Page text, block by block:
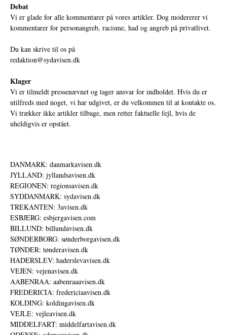
Debat
Vi er glade for alle kommentarer på vores artikler. Dog modererer vi
kommentarer for personangreb, racisme, had og angreb på privatlivet.
Du kan skrive til os på
redaktion@sydavisen.dk
Klager
Vi er tilmeldt pressenævnet og tager ansvar for indholdet. Hvis du er
utilfreds med noget, vi har udgivet, er du velkommen til at kontakte os.
Vi trækker ikke artikler tilbage, men retter faktuelle fejl, hvis de
uheldigvis er opstået.
DANMARK: danmarkavisen.dk
JYLLAND: jyllandsavisen.dk
REGIONEN: regionsavisen.dk
SYDDANMARK: sydavisen.dk
TREKANTEN: 3avisen.dk
ESBJERG: esbjergavisen.com
BILLUND: billundavisen.dk
SØNDERBORG: sønderborgavisen.dk
TØNDER: tønderavisen.dk
HADERSLEV: haderslevavisen.dk
VEJEN: vejenavisen.dk
AABENRAA: aabenraaavisen.dk
FREDERICIA: fredericiaavisen.dk
KOLDING: koldingavisen.dk
VEJLE: vejleavisen.dk
MIDDELFART: middelfartavisen.dk